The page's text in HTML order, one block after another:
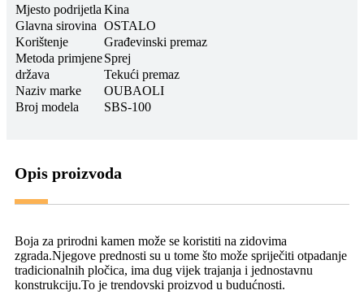
Mjesto podrijetlaKina
Glavna sirovina OSTALO
Korištenje
Građevinski premaz
Metoda primjeneSprej
država
Tekući premaz
Naziv marke
OUBAOLI
Broj modela
SBS-100
Opis proizvoda
Boja za prirodni kamen može se koristiti na zidovima
zgrada.Njegove prednosti su u tome što može spriječiti otpadanje
tradicionalnih pločica, ima dug vijek trajanja i jednostavnu
konstrukciju.To je trendovski proizvod u budućnosti.